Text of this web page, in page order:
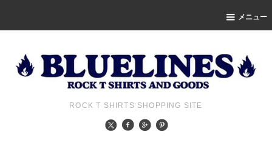
メニュー
ROCK T SHIRTS SHOPPING SITE